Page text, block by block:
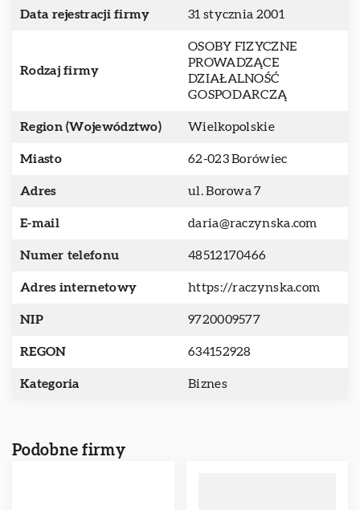
Data rejestracji firmy 31 stycznia 2001
Rodzaj firmy
OSOBY FIZYCZNE
PROWADZĄCE
DZIAŁALNOŚĆ
GOSPODARCZĄ
Region (Województwo) Wielkopolskie
Miasto 62-023 Borówiec
Adres ul. Borowa 7
E-mail daria@raczynska.com
Numer telefonu 48512170466
Adres internetowy https://raczynska.com
NIP 9720009577
REGON 634152928
Kategoria Biznes
Podobne firmy